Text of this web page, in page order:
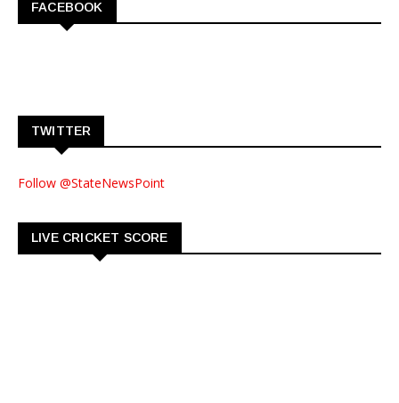
FACEBOOK
TWITTER
Follow @StateNewsPoint
LIVE CRICKET SCORE